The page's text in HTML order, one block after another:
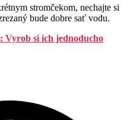
stromčekom, nechajte si
bude dobre sať vodu.
Vyrob si ich jednoducho